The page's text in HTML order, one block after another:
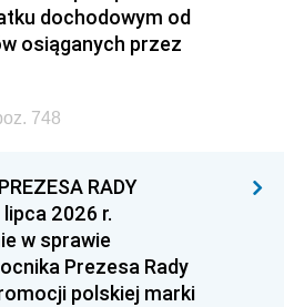
dochodowym od
osiąganych przez
748
RADY
2026 r.
w sprawie
Prezesa Rady
polskiej marki